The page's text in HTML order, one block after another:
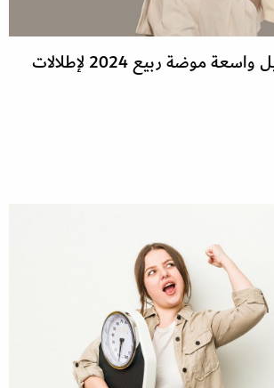
أفكار تنسيق بناطيل واسعة موضة ربيع 2024 لإطلالات